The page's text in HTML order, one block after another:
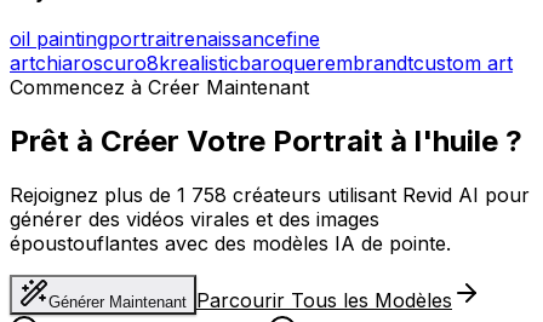
oil paintingportraitrenaissancefine
artchiaroscuro8krealisticbaroquerembrandtcustom art
Commencez à Créer Maintenant
Prêt à Créer Votre Portrait à l'huile ?
Rejoignez plus de 1 758 créateurs utilisant Revid AI pour
générer des vidéos virales et des images
époustouflantes avec des modèles IA de pointe.
Générer Maintenant Parcourir Tous les Modèles